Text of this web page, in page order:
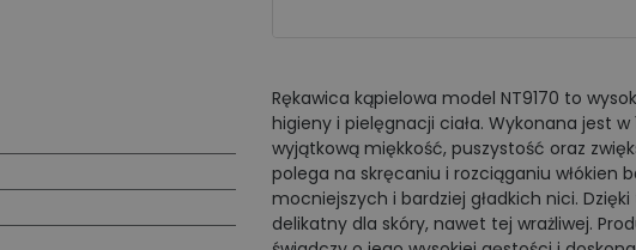
Rękawica kąpielowa model NT9170 to
higieny i pielęgnacji ciała. Wykonana jest
wyjątkową miękkość, puszystość oraz
polega na skręcaniu i rozciąganiu włókien
mocniejszych i bardziej gładkich nici.
delikatny dla skóry, nawet tej wrażliwej.